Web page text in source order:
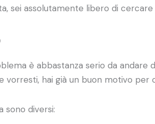
sei assolutamente libero di
è abbastanza serio da andare
hai già un buon motivo per
sono diversi: